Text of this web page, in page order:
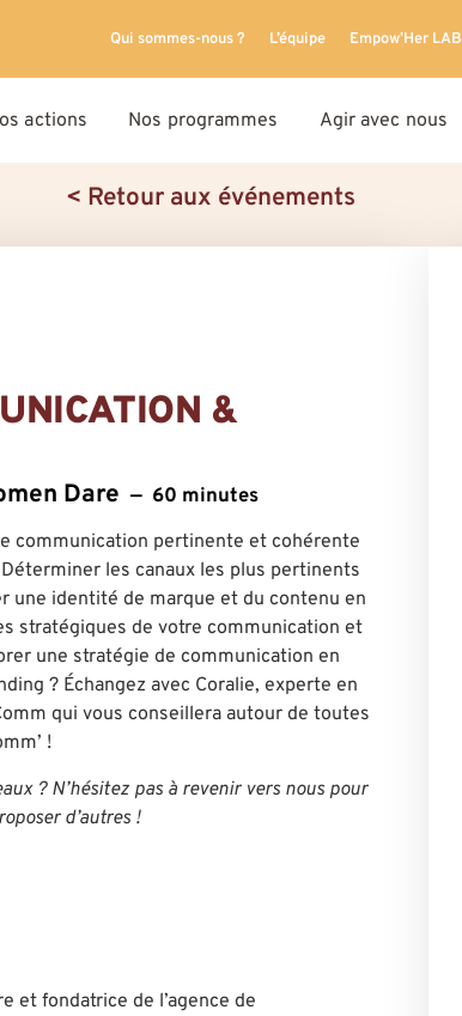
Qui sommes-nous ? L’équipe Empow’Her LAB
actions Nos programmes Agir avec nous
< Retour aux événements
&
Dare 60 minutes
communication pertinente et cohérente
les canaux les plus pertinents
une identité de marque et du contenu en
stratégiques de votre communication et
une stratégie de communication en
? Échangez avec Coralie, experte en
qui vous conseillera autour de toutes
!
? N’hésitez pas à revenir vers nous pour
d’autres !
et fondatrice de l’agence de